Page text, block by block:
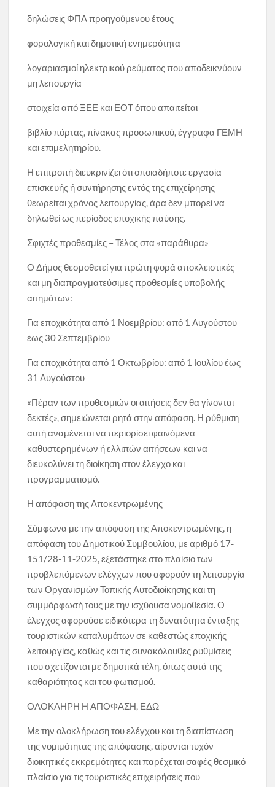
δηλώσεις ΦΠΑ προηγούμενου έτους
φορολογική και δημοτική ενημερότητα
λογαριασμοί ηλεκτρικού ρεύματος που αποδεικνύουν
μη λειτουργία
στοιχεία από ΞΕΕ και ΕΟΤ όπου απαιτείται
βιβλίο πόρτας, πίνακας προσωπικού, έγγραφα ΓΕΜΗ
και επιμελητηρίου.
Η επιτροπή διευκρινίζει ότι οποιαδήποτε εργασία
επισκευής ή συντήρησης εντός της επιχείρησης
θεωρείται χρόνος λειτουργίας, άρα δεν μπορεί να
δηλωθεί ως περίοδος εποχικής παύσης.
Σφιχτές προθεσμίες – Τέλος στα «παράθυρα»
Ο Δήμος θεσμοθετεί για πρώτη φορά αποκλειστικές
και μη διαπραγματεύσιμες προθεσμίες υποβολής
αιτημάτων:
Για εποχικότητα από 1 Νοεμβρίου: από 1 Αυγούστου
έως 30 Σεπτεμβρίου
Για εποχικότητα από 1 Οκτωβρίου: από 1 Ιουλίου έως
31 Αυγούστου
«Πέραν των προθεσμιών οι αιτήσεις δεν θα γίνονται
δεκτές», σημειώνεται ρητά στην απόφαση. Η ρύθμιση
αυτή αναμένεται να περιορίσει φαινόμενα
καθυστερημένων ή ελλιπών αιτήσεων και να
διευκολύνει τη διοίκηση στον έλεγχο και
προγραμματισμό.
Η απόφαση της Αποκεντρωμένης
Σύμφωνα με την απόφαση της Αποκεντρωμένης, η
απόφαση του Δημοτικού Συμβουλίου, με αριθμό 17-
151/28-11-2025, εξετάστηκε στο πλαίσιο των
προβλεπόμενων ελέγχων που αφορούν τη λειτουργία
των Οργανισμών Τοπικής Αυτοδιοίκησης και τη
συμμόρφωσή τους με την ισχύουσα νομοθεσία. Ο
έλεγχος αφορούσε ειδικότερα τη δυνατότητα ένταξης
τουριστικών καταλυμάτων σε καθεστώς εποχικής
λειτουργίας, καθώς και τις συνακόλουθες ρυθμίσεις
που σχετίζονται με δημοτικά τέλη, όπως αυτά της
καθαριότητας και του φωτισμού.
ΟΛΟΚΛΗΡΗ Η ΑΠΟΦΑΣΗ, ΕΔΩ
Με την ολοκλήρωση του ελέγχου και τη διαπίστωση
της νομιμότητας της απόφασης, αίρονται τυχόν
διοικητικές εκκρεμότητες και παρέχεται σαφές θεσμικό
πλαίσιο για τις τουριστικές επιχειρήσεις που